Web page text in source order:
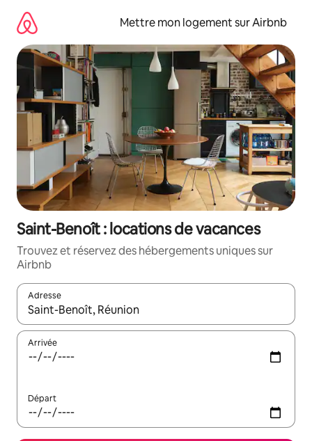
directement
contenu
Mettre mon logement sur Airbnb
Saint-Benoît : locations de vacances
Trouvez et réservez des hébergements uniques sur
Airbnb
Adresse
Lorsque les résultats s'affichent, utilisez les flèches vers le
Arrivée
Départ